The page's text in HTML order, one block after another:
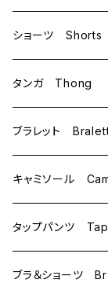
B70
B75
C65
C70
C75
D65
ショーツ Shorts
M
L
タンガ Thong
M
ブラレット
M
L
キャミソール
M
L
タップパンツ
ブラ＆ショーツ